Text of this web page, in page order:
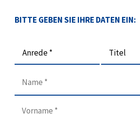
BITTE GEBEN SIE IHRE DATEN EIN:
Anrede * Titel